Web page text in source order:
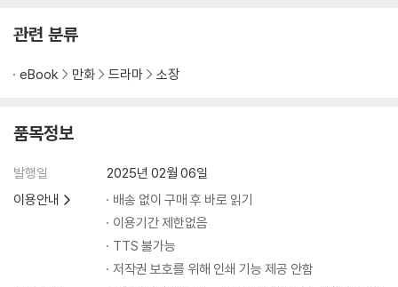
관련 분류
eBook 만화 드라마 소장
품목정보
발행일
2025년 02월 06일
이용안내
배송 없이 구매 후 바로 읽기
이용기간 제한없음
TTS 불가능
저작권 보호를 위해 인쇄 기능 제공 안함